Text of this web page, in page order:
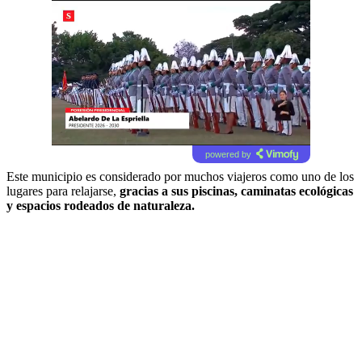
powered by
Este municipio es considerado por muchos viajeros como uno de los
lugares para relajarse, gracias a sus piscinas, caminatas ecológicas
y espacios rodeados de naturaleza.